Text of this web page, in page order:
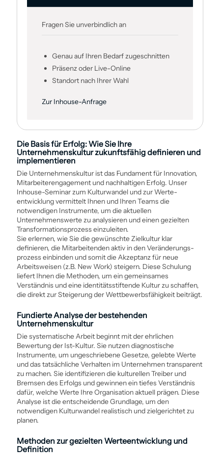
Die Basis für Erfolg: Wie Sie Ihre
Unternehmenskultur zukunftsfähig definieren und
implementieren
Die Unternehmenskultur ist das Fundament für Innovation,
Mitarbeiterengagement und nachhaltigen Erfolg. Unser
Inhouse-Seminar zum Kulturwandel und zur Werte­
entwicklung vermittelt Ihnen und Ihren Teams die
notwendigen Instrumente, um die aktuellen
Unternehmenswerte zu analysieren und einen gezielten
Transformations­prozess einzuleiten.
Sie erlernen, wie Sie die gewünschte Zielkultur klar
definieren, die Mitarbeitenden aktiv in den Veränderungs­
prozess einbinden und somit die Akzeptanz für neue
Arbeits­weisen (z.B. New Work) steigern. Diese Schulung
liefert Ihnen die Methoden, um ein gemeinsames
Verständnis und eine identitätsstiftende Kultur zu schaffen,
die direkt zur Steigerung der Wettbewerbsfähigkeit beiträgt.
Fundierte Analyse der bestehenden
Unternehmenskultur
Die ­systematische Arbeit beginnt mit der ehrlichen
Bewertung der Ist-Kultur. Sie nutzen diagnostische
Instrumente, um ungeschriebene Gesetze, gelebte Werte
und das tatsächliche Verhalten im Unternehmen transparent
zu machen. Sie identifizieren die kulturellen Treiber und
Bremsen des Erfolgs und gewinnen ein tiefes Verständnis
dafür, welche Werte Ihre Organisation aktuell prägen. Diese
Analyse ist die entscheidende Grundlage, um den
notwendigen Kulturwandel realistisch und zielgerichtet zu
planen.
Methoden zur gezielten Werte­entwicklung und
Definition
Fragen Sie unverbindlich an
Genau auf Ihren Bedarf zugeschnitten
Präsenz oder Live-Online
Standort nach Ihrer Wahl
Zur Inhouse-Anfrage